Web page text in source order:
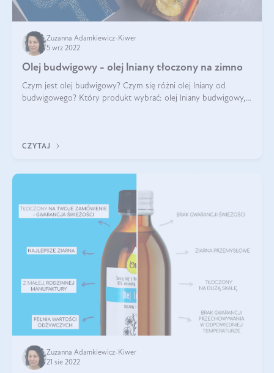
Zuzanna Adamkiewicz-Kiwer
5 wrz 2022
Olej budwigowy - olej lniany tłoczony na zimno
Czym jest olej budwigowy? Czym się różni olej lniany od
budwigowego? Który produkt wybrać: olej lniany budwigowy,
CZYTAJ
Zuzanna Adamkiewicz-Kiwer
21 sie 2022